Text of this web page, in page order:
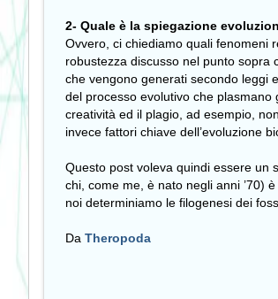
2- Quale è la spiegazione
Ovvero, ci chiediamo quali fenomeni
robustezza discusso nel punto sopra
che vengono generati secondo leggi
del processo evolutivo che
creatività ed il plagio, ad esempio,
invece fattori chiave dell’evoluzione
Questo post voleva quindi essere un
chi, come me, è nato negli anni ’70)
noi determiniamo le filogenesi dei
Da Theropoda